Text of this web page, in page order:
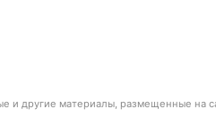
другие материалы, размещенные на